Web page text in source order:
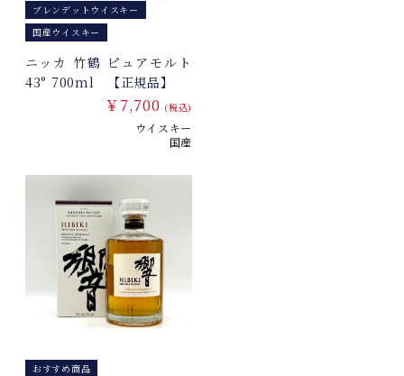
ブレンデットウイスキー
国産ウイスキー
ニッカ 竹鶴 ピュアモルト
43° 700ml 【正規品】
￥7,700 (税込)
ウイスキー
国産
おすすめ商品